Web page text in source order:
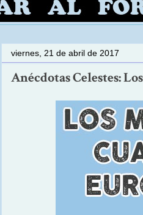
viernes, 21 de abril de 2017
Anécdotas Celestes: